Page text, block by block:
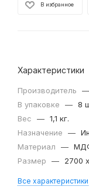
В избранное
Характеристики
Производитель —
В упаковке
— 8
Вес
— 1,1 кг.
Назначение
—
Материал
—
Размер
— 2700
Все характеристики